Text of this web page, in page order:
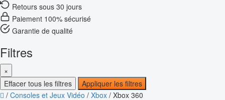
Retours sous 30 jours
Paiement 100% sécurisé
Garantie de qualité
Filtres
×
Effacer tous les filtres
Appliquer les filtres
/ Consoles et Jeux Vidéo / Xbox / Xbox 360